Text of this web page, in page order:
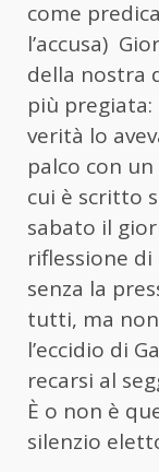
come
l’accusa)
della nostra
più
verità lo
palco con
cui è scritto
sabato il
riflessione
senza la
tutti, ma
l’eccidio di
recarsi al
È o non è
silenzio